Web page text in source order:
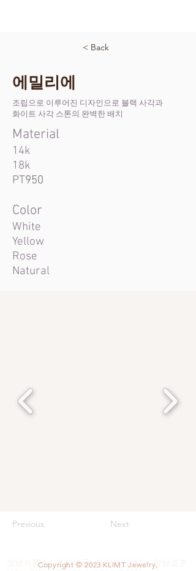
< Back
에밀리에
조립으로 이루어진 디자인으로 블랙 사각과
화이트 사각 스톤의 완벽한 배치
Material
14k
18k
PT950
Color
White
Yellow
Rose
Natural
Previous Next
청담커플링 - 청담예물 - 청담웨딩밴드 - 청담결혼
Copyright © 2023 KLIMT Jewelry,